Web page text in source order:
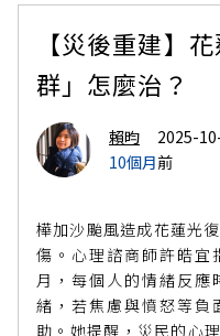
【災後重建】
群」怎麼治？
賴昀 2025-
10個月前
樺加沙颱風造成花蓮光
傷。心理諮商師許皓宜
月，每個人的情緒反應
緒，若焦慮與憤怒等負
助。她提醒，災民的心